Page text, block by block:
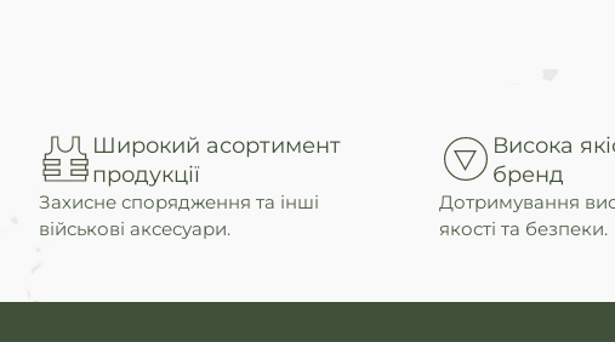
Широкий асортимент
продукції
Захисне спорядження та інші
військові аксесуари.
Висока
бренд
Дотримування
якості та безпеки.